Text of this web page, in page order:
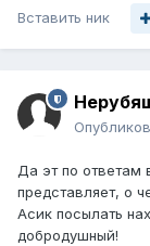
Вставить ник
Да эт по ответам
представляет, о
Асик посылать
добродушный!